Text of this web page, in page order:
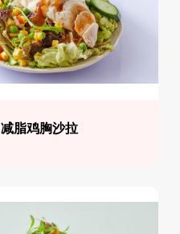
减脂鸡胸沙拉